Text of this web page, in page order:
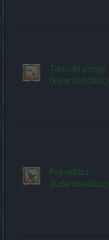
Táncoló penge
(kalandvadász)
Fejvadász
(kalandvadász)